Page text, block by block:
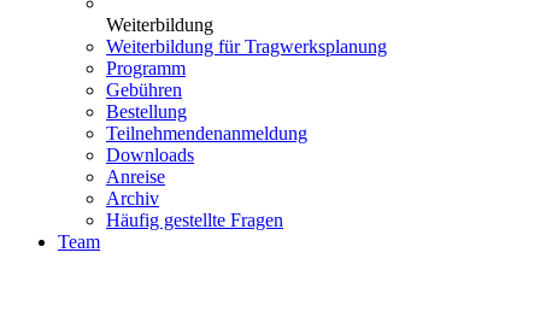
Weiterbildung
Weiterbildung für Tragwerksplanung
Programm
Gebühren
Bestellung
Teilnehmendenanmeldung
Downloads
Anreise
Archiv
Häufig gestellte Fragen
Team